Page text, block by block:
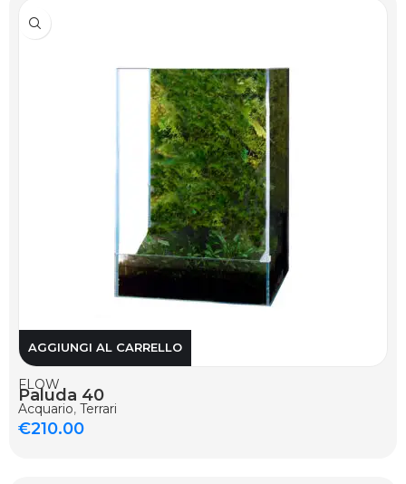
AGGIUNGI AL CARRELLO
FLOW
Paluda 40
Acquario, Terrari
€210.00